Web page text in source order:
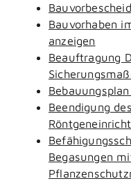
Bauvorhaben
anzeigen
Beauftragung
Beendigung
Begasungen